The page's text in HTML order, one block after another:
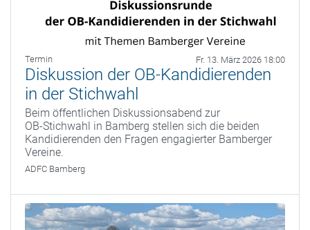
Termin Fr. 13. März 2026 18:00
Diskussion der OB-Kandidierenden
in der Stichwahl
Beim öffentlichen Diskussionsabend zur
OB‑Stichwahl in Bamberg stellen sich die beiden
Kandidierenden den Fragen engagierter Bamberger
Vereine.
ADFC Bamberg